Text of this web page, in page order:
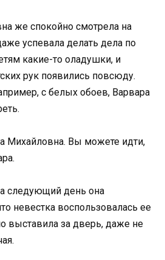
же спокойно смотрела на
успевала делать дела по
какие-то оладушки, и
рук появились повсюду.
с белых обоев, Варвара
Михайловна. Вы можете идти,
следующий день она
невестка воспользовалась ее
выставила за дверь, даже не